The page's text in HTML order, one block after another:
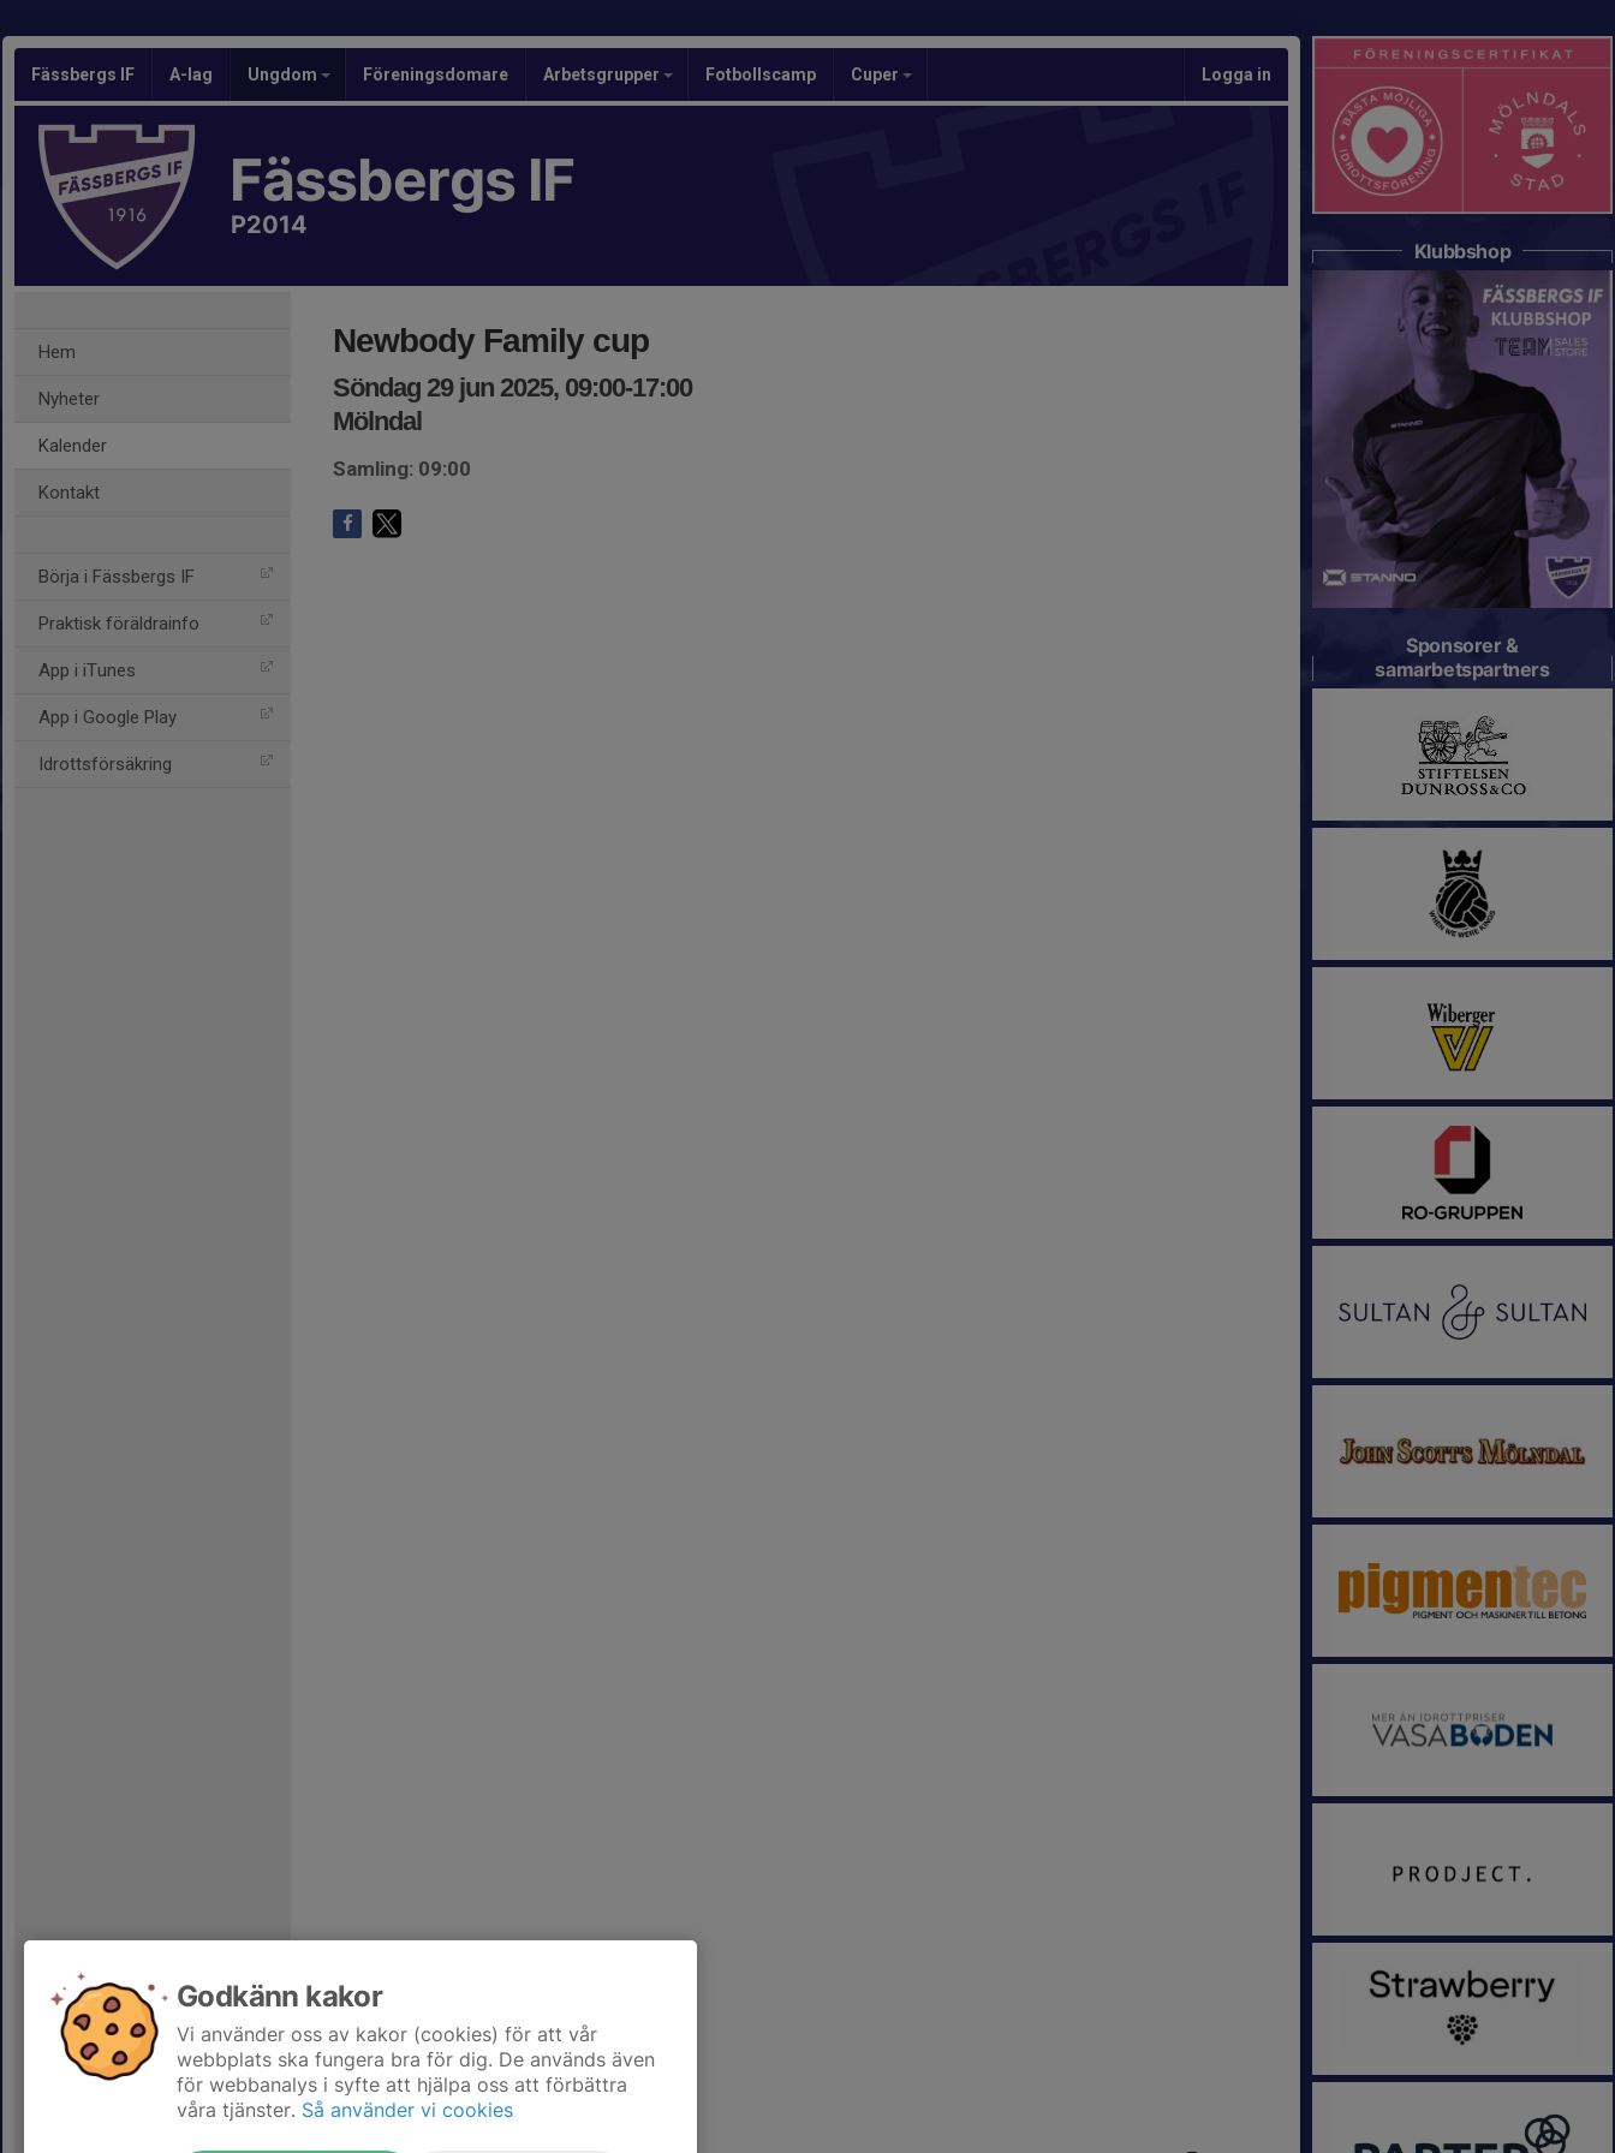
Fässbergs IF A-lag Ungdom Föreningsdomare Arbetsgrupper Fotbollscamp Cuper Logga in
Fässbergs IF
P2014
Hem
Nyheter
Kalender
Kontakt
Börja i Fässbergs IF
Praktisk föräldrainfo
App i iTunes
App i Google Play
Idrottsförsäkring
Newbody Family cup
Söndag 29 jun 2025, 09:00-17:00
Mölndal
Samling: 09:00
Klubbshop
Sponsorer &
samarbetspartners
Godkänn kakor
Vi använder oss av kakor (cookies) för att vår
webbplats ska fungera bra för dig. De används även
för webbanalys i syfte att hjälpa oss att förbättra
våra tjänster. Så använder vi cookies